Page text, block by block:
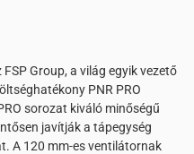
Group, a világ egyik vezető
PNR PRO
sorozat kiváló minőségű
javítják a tápegység
A 120 mm-es ventilátornak